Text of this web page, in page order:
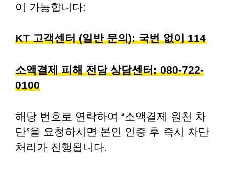
이 가능합니다:
KT 고객센터 (일반 문의): 국번 없이 114
소액결제 피해 전담 상담센터: 080-722-
0100
해당 번호로 연락하여 “소액결제 원천 차
단”을 요청하시면 본인 인증 후 즉시 차단
처리가 진행됩니다.